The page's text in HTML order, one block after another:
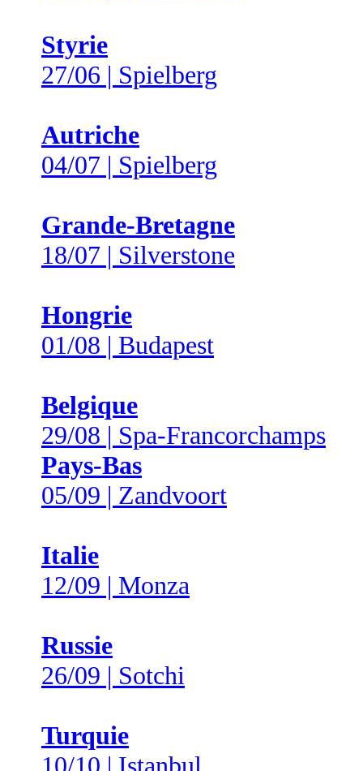
Styrie
27/06 | Spielberg
Autriche
04/07 | Spielberg
Grande-Bretagne
18/07 | Silverstone
Hongrie
01/08 | Budapest
Belgique
29/08 | Spa-Francorchamps
Pays-Bas
05/09 | Zandvoort
Italie
12/09 | Monza
Russie
26/09 | Sotchi
Turquie